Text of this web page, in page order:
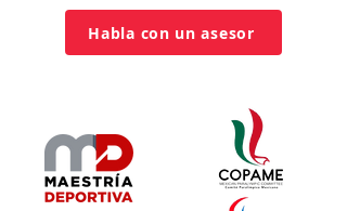
Habla con un asesor